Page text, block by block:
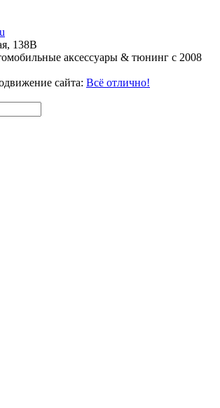
138В
аксессуары & тюнинг с 2008
сайта: Всё отлично!